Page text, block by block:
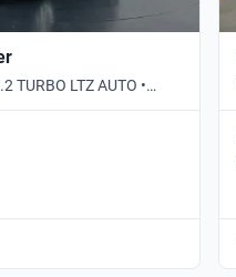
TURBO LTZ AUTO •